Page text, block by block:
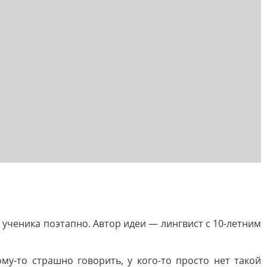
поэтапно. Автор идеи — лингвист с 10-летним
то страшно говорить, у кого-то просто нет такой